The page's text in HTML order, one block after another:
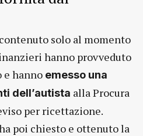
solo al momento
hanno provveduto
e hanno emesso una
dell’autista alla Procura
per ricettazione.
poi chiesto e ottenuto la